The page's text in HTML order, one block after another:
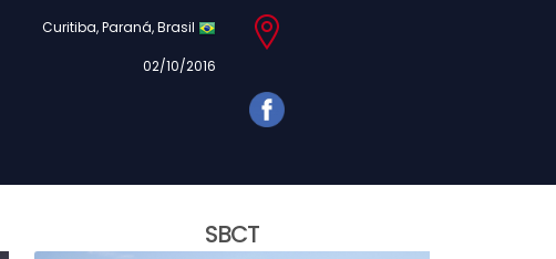
Curitiba, Paraná, Brasil
02/10/2016
SBCT